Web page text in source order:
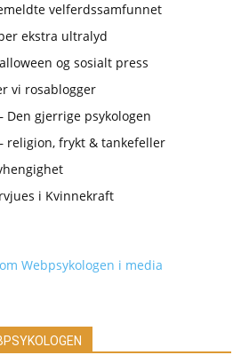
velferdssamfunnet
ekstra ultralyd
og sosialt press
vi rosablogger
Den gjerrige psykologen
religion, frykt & tankefeller
i Kvinnekraft
Webpsykologen i media